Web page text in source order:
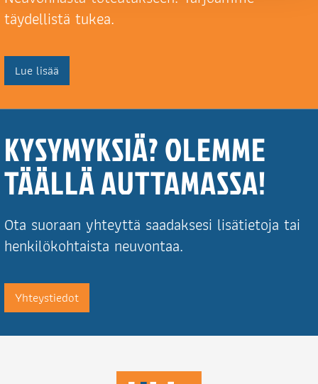
täydellistä tukea.
Lue lisää
KYSYMYKSIÄ? OLEMME
TÄÄLLÄ AUTTAMASSA!
Ota suoraan yhteyttä saadaksesi lisätietoja tai
henkilökohtaista neuvontaa.
Yhteystiedot